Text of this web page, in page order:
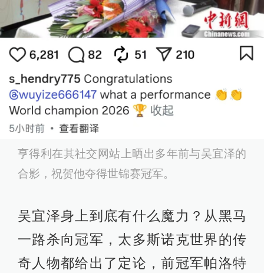
亨得利在其社交网站上晒出多年前与吴宜泽的
合影，祝贺他夺得世锦赛冠军。
吴宜泽身上到底有什么魔力？从黑马
一路杀向冠军，太多斯诺克世界的传
奇人物都给出了定论，前冠军帕洛特